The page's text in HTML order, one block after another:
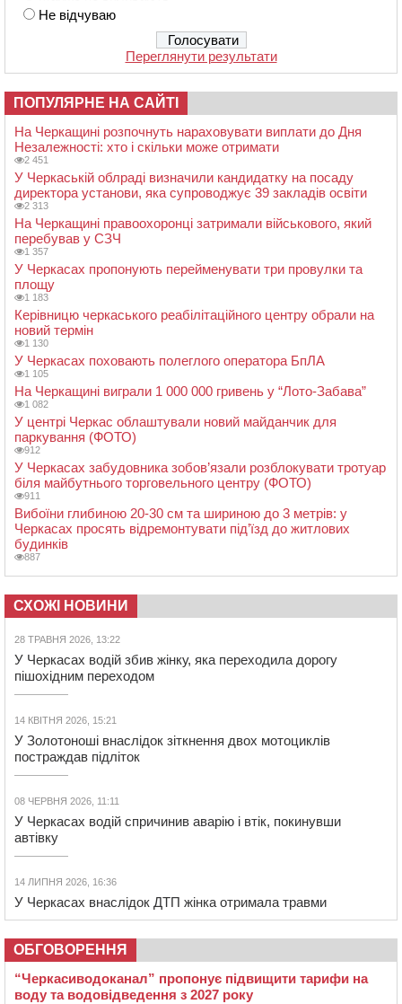
Не відчуваю
Переглянути результати
ПОПУЛЯРНЕ НА САЙТІ
На Черкащині розпочнуть нараховувати виплати до Дня
Незалежності: хто і скільки може отримати
2 451
У Черкаській облраді визначили кандидатку на посаду
директора установи, яка супроводжує 39 закладів освіти
2 313
На Черкащині правоохоронці затримали військового, який
перебував у СЗЧ
1 357
У Черкасах пропонують перейменувати три провулки та
площу
1 183
Керівницю черкаського реабілітаційного центру обрали на
новий термін
1 130
У Черкасах поховають полеглого оператора БпЛА
1 105
На Черкащині виграли 1 000 000 гривень у “Лото-Забава”
1 082
У центрі Черкас облаштували новий майданчик для
паркування (ФОТО)
912
У Черкасах забудовника зобов’язали розблокувати тротуар
біля майбутнього торговельного центру (ФОТО)
911
Вибоїни глибиною 20-30 см та шириною до 3 метрів: у
Черкасах просять відремонтувати під’їзд до житлових
будинків
887
СХОЖІ НОВИНИ
28 ТРАВНЯ 2026, 13:22
У Черкасах водій збив жінку, яка переходила дорогу
пішохідним переходом
14 КВІТНЯ 2026, 15:21
У Золотоноші внаслідок зіткнення двох мотоциклів
постраждав підліток
08 ЧЕРВНЯ 2026, 11:11
У Черкасах водій спричинив аварію і втік, покинувши
автівку
14 ЛИПНЯ 2026, 16:36
У Черкасах внаслідок ДТП жінка отримала травми
ОБГОВОРЕННЯ
“Черкасиводоканал” пропонує підвищити тарифи на
воду та водовідведення з 2027 року